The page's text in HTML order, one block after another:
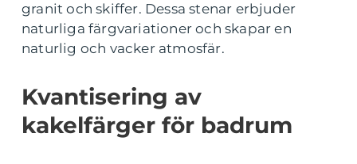
granit och skiffer. Dessa stenar erbjuder
naturliga färgvariationer och skapar en
naturlig och vacker atmosfär.
Kvantisering av
kakelfärger för badrum